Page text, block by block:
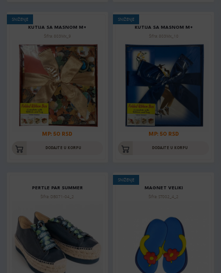
SNIŽENJE
KUTIJA SA MASNOM M+
Šifra: 803Mx_9
MP: 50 RSD
DODAJTE U KORPU
SNIŽENJE
KUTIJA SA MASNOM M+
Šifra: 803Mx_10
MP: 50 RSD
DODAJTE U KORPU
PERTLE PAR SUMMER
Šifra: DB071-04_2
SNIŽENJE
MAGNET VELIKI
Šifra: ST002_4_2